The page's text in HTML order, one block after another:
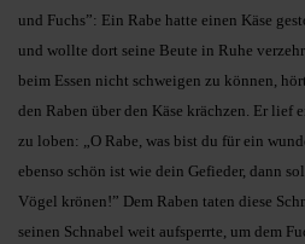
und Fuchs”: Ein Rabe hatte einen Käse
und wollte dort seine Beute in Ruhe
beim Essen nicht schweigen zu können,
den Raben über den Käse krächzen. Er lief
zu loben: „O Rabe, was bist du für ein
ebenso schön ist wie dein Gefieder, dann
Vögel krönen!” Dem Raben taten diese
seinen Schnabel weit aufsperrte, um dem